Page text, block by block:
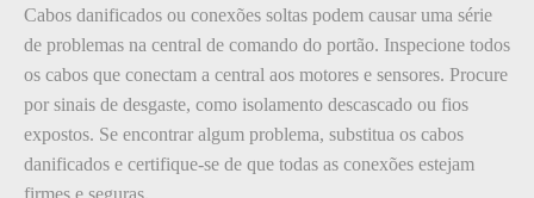
Cabos danificados ou conexões soltas podem causar uma série
de problemas na central de comando do portão. Inspecione todos
os cabos que conectam a central aos motores e sensores. Procure
por sinais de desgaste, como isolamento descascado ou fios
expostos. Se encontrar algum problema, substitua os cabos
danificados e certifique-se de que todas as conexões estejam
firmes e seguras.